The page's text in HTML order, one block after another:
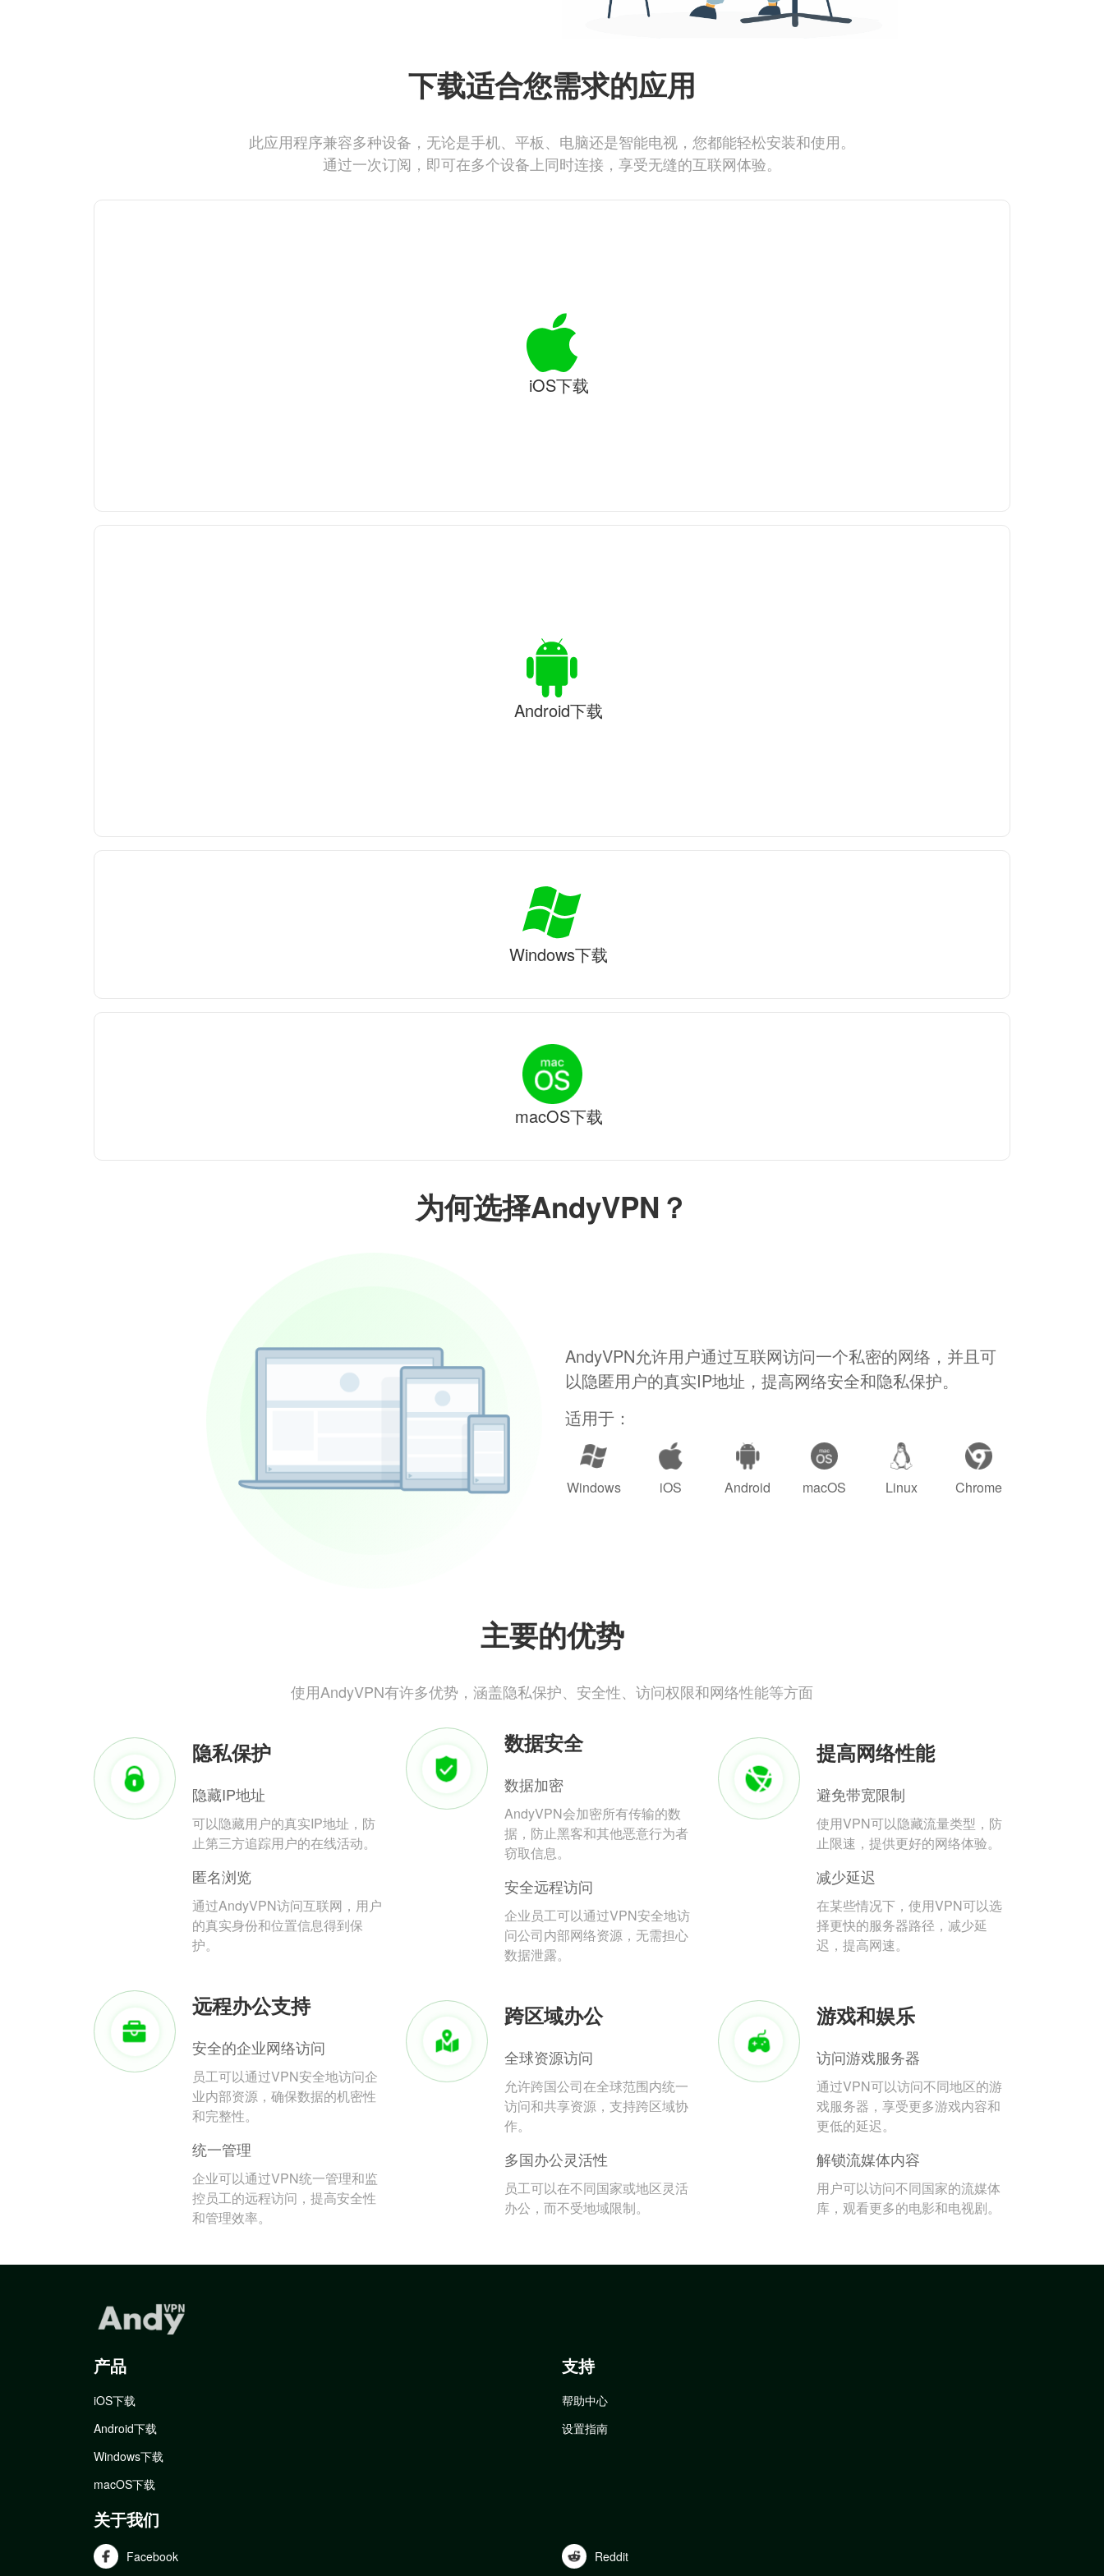
为何选择AndyVPN？
AndyVPN允许用户通过互联网访问一个私密的网络，并且可
以隐匿用户的真实IP地址，提高网络安全和隐私保护。
适用于：
Windows iOS Android macOS Linux Chrome
主要的优势
使用AndyVPN有许多优势，涵盖隐私保护、安全性、访问权限和网络性能等方面
隐私保护
隐藏IP地址
可以隐藏用户的真实IP地址，防
止第三方追踪用户的在线活动。
匿名浏览
通过AndyVPN访问互联网，用户
的真实身份和位置信息得到保
护。
数据安全
数据加密
AndyVPN会加密所有传输的数
据，防止黑客和其他恶意行为者
窃取信息。
安全远程访问
企业员工可以通过VPN安全地访
问公司内部网络资源，无需担心
数据泄露。
提高网络性能
避免带宽限制
使用VPN可以隐藏流量类型，防
止限速，提供更好的网络体验。
减少延迟
在某些情况下，使用VPN可以选
择更快的服务器路径，减少延
迟，提高网速。
远程办公支持
安全的企业网络访问
员工可以通过VPN安全地访问企
业内部资源，确保数据的机密性
和完整性。
统一管理
企业可以通过VPN统一管理和监
控员工的远程访问，提高安全性
和管理效率。
跨区域办公
全球资源访问
允许跨国公司在全球范围内统一
访问和共享资源，支持跨区域协
作。
多国办公灵活性
员工可以在不同国家或地区灵活
办公，而不受地域限制。
游戏和娱乐
访问游戏服务器
通过VPN可以访问不同地区的游
戏服务器，享受更多游戏内容和
更低的延迟。
解锁流媒体内容
用户可以访问不同国家的流媒体
库，观看更多的电影和电视剧。
下载适合您需求的应用
此应用程序兼容多种设备，无论是手机、平板、电脑还是智能电视，您都能轻松安装和使用。
通过一次订阅，即可在多个设备上同时连接，享受无缝的互联网体验。
iOS下载
Android下载
Windows下载
macOS下载
产品
iOS下载
Android下载
Windows下载
macOS下载
支持
帮助中心
设置指南
关于我们
Facebook Reddit